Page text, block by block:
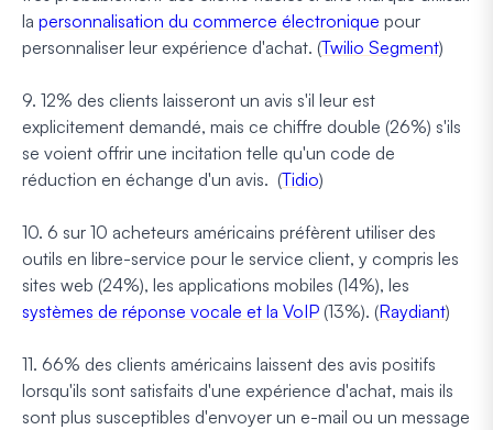
la personnalisation du commerce électronique pour
personnaliser leur expérience d'achat. (Twilio Segment)
9. 12% des clients laisseront un avis s'il leur est
explicitement demandé, mais ce chiffre double (26%) s'ils
se voient offrir une incitation telle qu'un code de
réduction en échange d'un avis. (Tidio)
10. 6 sur 10 acheteurs américains préfèrent utiliser des
outils en libre-service pour le service client, y compris les
sites web (24%), les applications mobiles (14%), les
systèmes de réponse vocale et la VoIP (13%). (Raydiant)
11. 66% des clients américains laissent des avis positifs
lorsqu'ils sont satisfaits d'une expérience d'achat, mais ils
sont plus susceptibles d'envoyer un e-mail ou un message